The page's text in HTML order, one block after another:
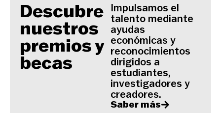
Descubre
nuestros
premios y
becas
Impulsamos el
talento mediante
ayudas
económicas y
reconocimientos
dirigidos a
estudiantes,
investigadores y
creadores.
Saber más